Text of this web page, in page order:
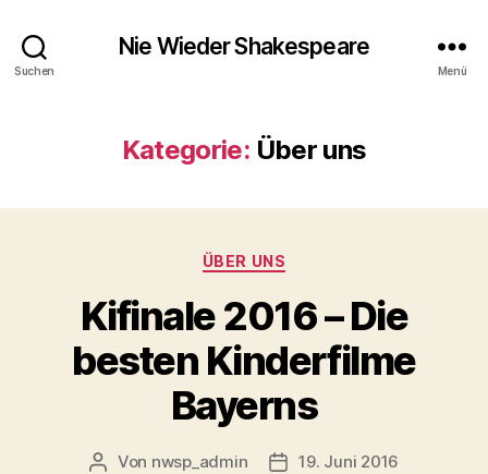
Suchen
Nie Wieder Shakespeare
Menü
Kategorie: Über uns
Kategorien
ÜBER UNS
Kifinale 2016 – Die
besten Kinderfilme
Bayerns
Beitragsautor
Von nwsp_admin Beitragsdatum
19. Juni 2016